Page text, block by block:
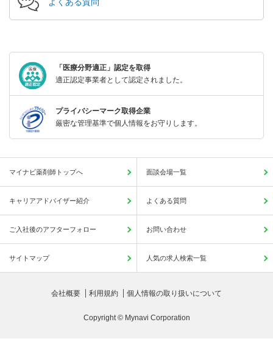
「医療分野適正」認定を取得
適正認定事業者として認定されました。
プライバシーマーク取得企業
厳密な管理基準で個人情報をお守りします。
マイナビ薬剤師トップへ 面談会場一覧
キャリアアドバイザー紹介 よくある質問
ご入社後のアフターフォロー お問い合わせ
サイトマップ 人気の求人検索一覧
会社概要 利用規約 個人情報の取り扱いについて
Copyright © Mynavi Corporation